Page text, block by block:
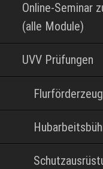
Online-Seminar
(alle Module)
UVV Prüfungen